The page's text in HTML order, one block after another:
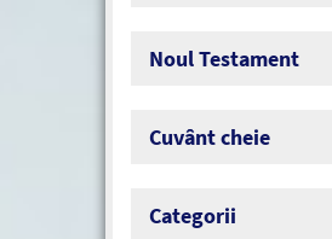
Noul Testament
Cuvânt cheie
Categorii